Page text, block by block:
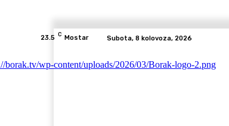
23.5 C Mostar Subota, 8 kolovoza, 2026